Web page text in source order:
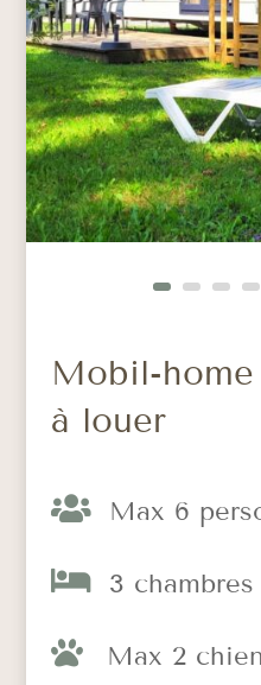
Mobil-
à louer
 Max 6
 3 chambres
 Max 2